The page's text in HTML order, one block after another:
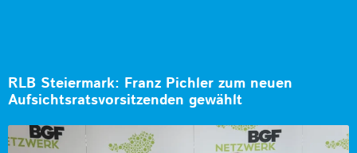
RLB Steiermark: Franz Pichler zum neuen
Aufsichtsratsvorsitzenden gewählt